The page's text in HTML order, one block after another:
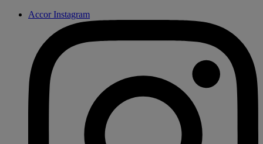
Accor Instagram